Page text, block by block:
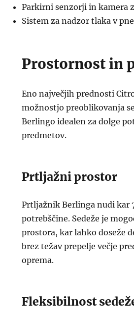
Parkirni senzorji in kamera
Sistem za nadzor tlaka v
Prostornost in
Eno največjih prednosti
možnostjo preoblikovanja
Berlingo idealen za dolge
predmetov.
Prtljažni prostor
Prtljažnik Berlinga nudi kar
potrebščine. Sedeže je
prostora, kar lahko doseže
brez težav prepelje večje
oprema.
Fleksibilnost